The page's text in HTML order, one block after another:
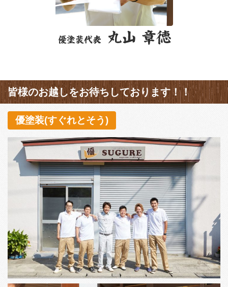
皆様のお越しをお待ちしております！！
優塗装(すぐれとそう)